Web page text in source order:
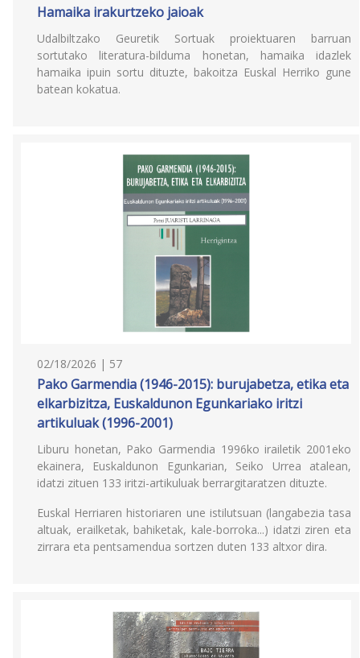
Hamaika irakurtzeko jaioak
Udalbiltzako Geuretik Sortuak proiektuaren barruan
sortutako literatura-bilduma honetan, hamaika idazlek
hamaika ipuin sortu dituzte, bakoitza Euskal Herriko gune
batean kokatua.
02/18/2026 | 57
Pako Garmendia (1946-2015): burujabetza, etika eta
elkarbizitza, Euskaldunon Egunkariako iritzi
artikuluak (1996-2001)
Liburu honetan, Pako Garmendia 1996ko irailetik 2001eko
ekainera, Euskaldunon Egunkarian, Seiko Urrea atalean,
idatzi zituen 133 iritzi-artikuluak berrargitaratzen dituzte.
Euskal Herriaren historiaren une istilutsuan (langabezia tasa
altuak, erailketak, bahiketak, kale-borroka...) idatzi ziren eta
zirrara eta pentsamendua sortzen duten 133 altxor dira.